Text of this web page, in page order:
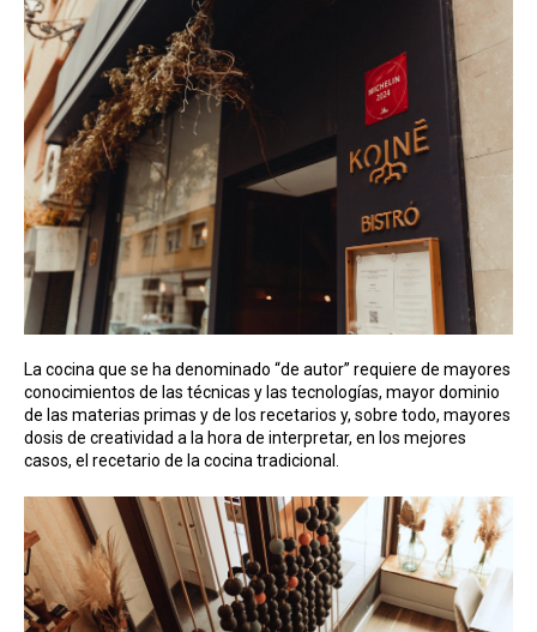
La cocina que se ha denominado “de autor” requiere de mayores
conocimientos de las técnicas y las tecnologías, mayor dominio
de las materias primas y de los recetarios y, sobre todo, mayores
dosis de creatividad a la hora de interpretar, en los mejores
casos, el recetario de la cocina tradicional.